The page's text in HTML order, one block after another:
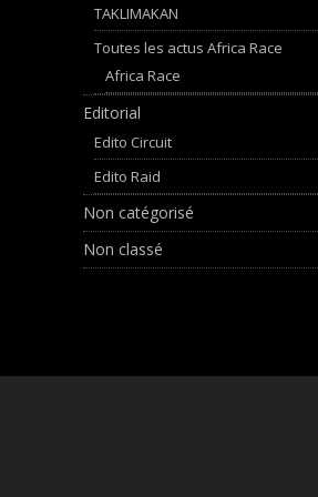
TAKLIMAKAN
Toutes les actus Africa Race
Africa Race
Editorial
Edito Circuit
Edito Raid
Non catégorisé
Non classé